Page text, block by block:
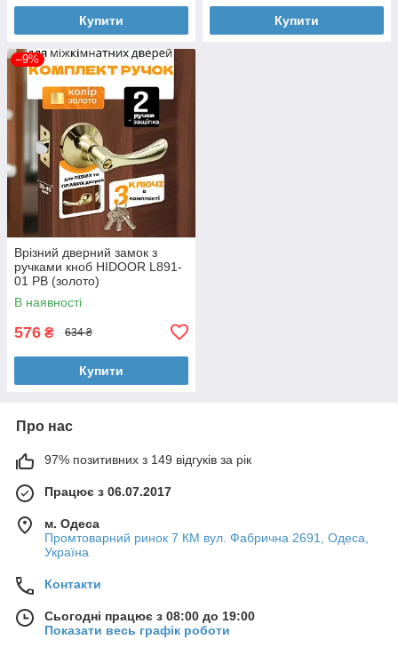
Купити Купити
–9%
Врізний дверний замок з
ручками кноб HIDOOR L891-
01 РВ (золото)
В наявності
576 ₴ 634 ₴
Купити
Про нас
97% позитивних з 149 відгуків за рік
Працює з 06.07.2017
м. Одеса
Промтоварний ринок 7 КМ вул. Фабрична 2691, Одеса,
Україна
Контакти
Сьогодні працює з 08:00 до 19:00
Показати весь графік роботи